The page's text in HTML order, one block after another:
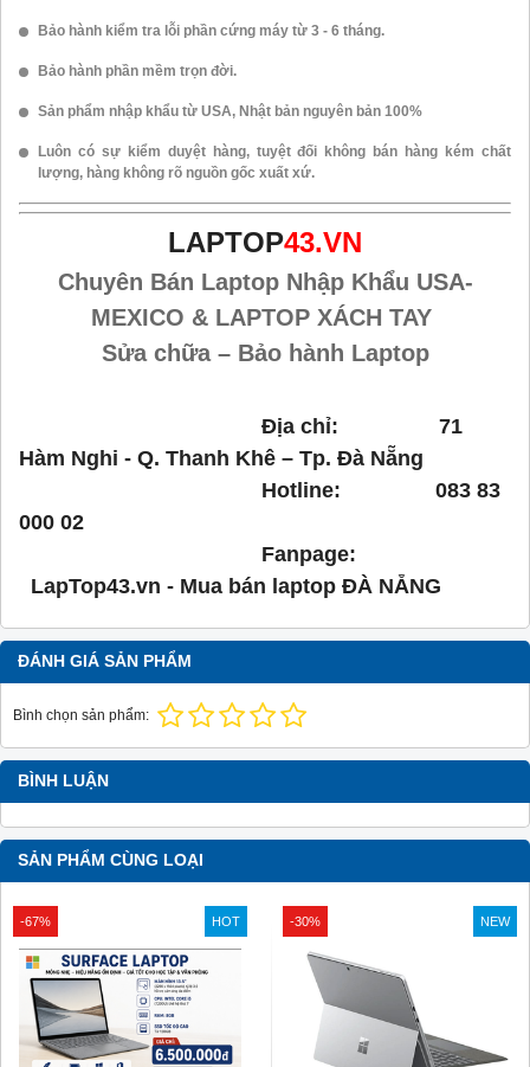
Bảo hành kiểm tra lỗi phần cứng máy từ 3 - 6 tháng.
Bảo hành phần mềm trọn đời.
Sản phẩm nhập khẩu từ USA, Nhật bản nguyên bản 100%
Luôn có sự kiểm duyệt hàng, tuyệt đối không bán hàng kém chất
lượng, hàng không rõ nguồn gốc xuất xứ.
LAPTOP43.VN
Chuyên Bán Laptop Nhập Khẩu USA-
MEXICO & LAPTOP XÁCH TAY
Sửa chữa – Bảo hành Laptop
Địa chỉ: 71
Hàm Nghi - Q. Thanh Khê – Tp. Đà Nẵng
Hotline: 083 83
000 02
Fanpage:
LapTop43.vn - Mua bán laptop ĐÀ NẴNG
ĐÁNH GIÁ SẢN PHẨM
Bình chọn sản phẩm:
BÌNH LUẬN
SẢN PHẨM CÙNG LOẠI
-67% HOT -30% NEW